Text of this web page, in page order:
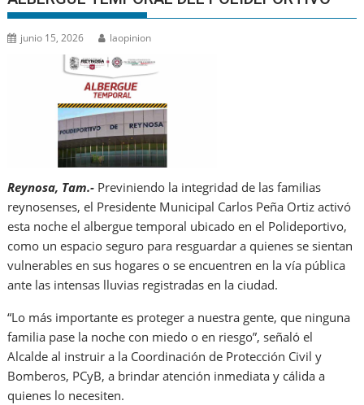
junio 15, 2026 laopinion
Reynosa, Tam.- Previniendo la integridad de las familias
reynosenses, el Presidente Municipal Carlos Peña Ortiz activó
esta noche el albergue temporal ubicado en el Polideportivo,
como un espacio seguro para resguardar a quienes se sientan
vulnerables en sus hogares o se encuentren en la vía pública
ante las intensas lluvias registradas en la ciudad.
“Lo más importante es proteger a nuestra gente, que ninguna
familia pase la noche con miedo o en riesgo”, señaló el
Alcalde al instruir a la Coordinación de Protección Civil y
Bomberos, PCyB, a brindar atención inmediata y cálida a
quienes lo necesiten.